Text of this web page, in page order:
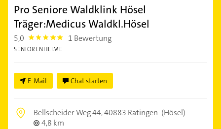
Pro Seniore Waldklink Hösel
Träger:Medicus Waldkl.Hösel
5,0 5.0 1 Bewertung
SENIORENHEIME
E-Mail Chat starten
Bellscheider Weg 44,40883 Ratingen (Hösel)
4,8 km